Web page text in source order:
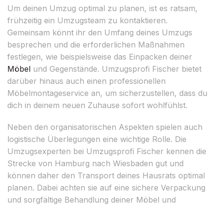
Um deinen Umzug optimal zu planen, ist es ratsam,
frühzeitig ein Umzugsteam zu kontaktieren.
Gemeinsam könnt ihr den Umfang deines Umzugs
besprechen und die erforderlichen Maßnahmen
festlegen, wie beispielsweise das Einpacken deiner
Möbel und Gegenstände. Umzugsprofi Fischer bietet
darüber hinaus auch einen professionellen
Möbelmontageservice an, um sicherzustellen, dass du
dich in deinem neuen Zuhause sofort wohlfühlst.
Neben den organisatorischen Aspekten spielen auch
logistische Überlegungen eine wichtige Rolle. Die
Umzugsexperten bei Umzugsprofi Fischer kennen die
Strecke von Hamburg nach Wiesbaden gut und
können daher den Transport deines Hausrats optimal
planen. Dabei achten sie auf eine sichere Verpackung
und sorgfältige Behandlung deiner Möbel und